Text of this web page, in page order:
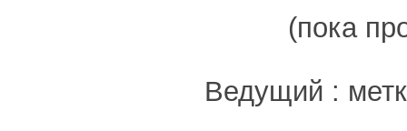
(пока
Ведущий :